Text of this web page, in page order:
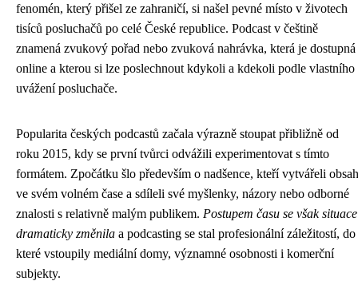
fenomén, který přišel ze zahraničí, si našel pevné místo v životech
tisíců posluchačů po celé České republice. Podcast v češtině
znamená zvukový pořad nebo zvuková nahrávka, která je dostupná
online a kterou si lze poslechnout kdykoli a kdekoli podle vlastního
uvážení posluchače.
Popularita českých podcastů začala výrazně stoupat přibližně od
roku 2015, kdy se první tvůrci odvážili experimentovat s tímto
formátem. Zpočátku šlo především o nadšence, kteří vytvářeli obsah
ve svém volném čase a sdíleli své myšlenky, názory nebo odborné
znalosti s relativně malým publikem. Postupem času se však situace
dramaticky změnila a podcasting se stal profesionální záležitostí, do
které vstoupily mediální domy, významné osobnosti i komerční
subjekty.